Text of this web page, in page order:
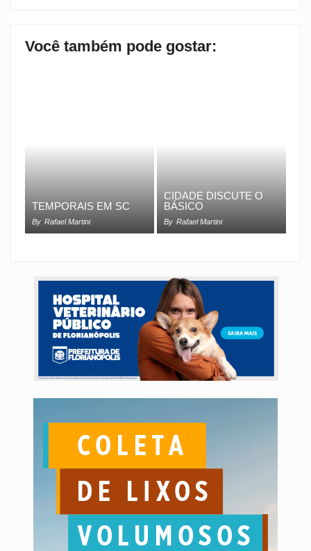
Você também pode gostar:
TEMPORAIS EM SC
By Rafael Martini
CIDADE DISCUTE O
BÁSICO
By Rafael Martini